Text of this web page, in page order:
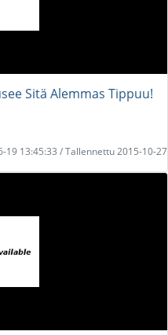
Sitä Alemmas Tippuu!
19 13:45:33 / Tallennettu 2015-10-27